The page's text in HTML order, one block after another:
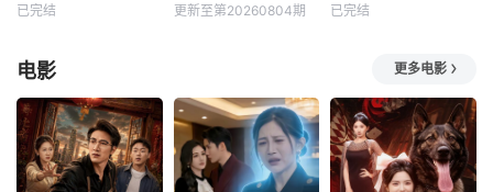
已完结 更新至第20260804期 已完结
电影 更多电影